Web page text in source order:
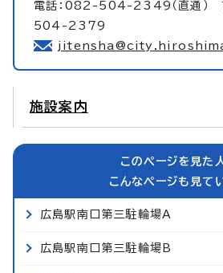
電話：082-504-2349（直通）
504-2379
施設案内
このページを見た
こんなページも見て
広島駅南口第三駐輪場A
広島駅南口第三駐輪場B